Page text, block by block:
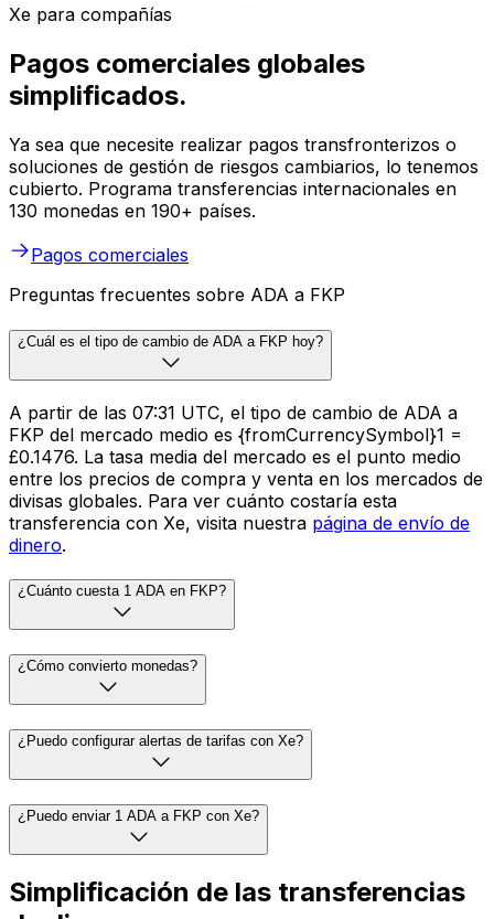
Xe para compañías
Pagos comerciales globales
simplificados.
Ya sea que necesite realizar pagos transfronterizos o
soluciones de gestión de riesgos cambiarios, lo tenemos
cubierto. Programa transferencias internacionales en
130 monedas en 190+ países.
Pagos comerciales
Preguntas frecuentes sobre ADA a FKP
¿Cuál es el tipo de cambio de ADA a FKP hoy?
A partir de las 07:31 UTC, el tipo de cambio de ADA a
FKP del mercado medio es {fromCurrencySymbol}1 =
£0.1476. La tasa media del mercado es el punto medio
entre los precios de compra y venta en los mercados de
divisas globales. Para ver cuánto costaría esta
transferencia con Xe, visita nuestra página de envío de
dinero.
¿Cuánto cuesta 1 ADA en FKP?
¿Cómo convierto monedas?
¿Puedo configurar alertas de tarifas con Xe?
¿Puedo enviar 1 ADA a FKP con Xe?
Simplificación de las transferencias